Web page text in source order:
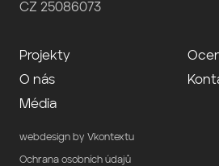
Projekty
O nás
Média
CZ 25086073
webdesign by Vkontextu
Ochrana osobních údajů